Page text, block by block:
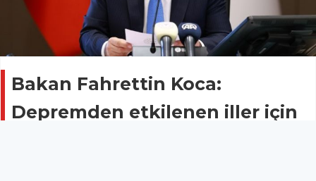
Bakan Fahrettin Koca:
Depremden etkilenen iller için